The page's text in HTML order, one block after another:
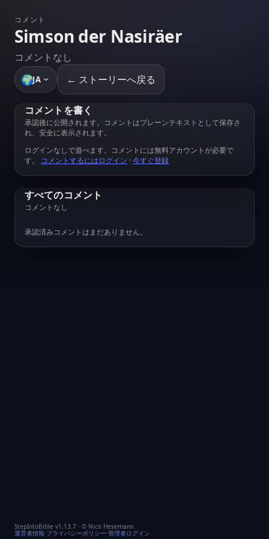
コメント
Simson der Nasiräer
コメントなし
🌍JA ← ストーリーへ戻る
コメントを書く
承認後に公開されます。コメントはプレーンテキストとして保存さ
れ、安全に表示されます。
ログインなしで遊べます。コメントには無料アカウントが必要で
す。 コメントするにはログイン ·今すぐ登録
すべてのコメント
コメントなし
承認済みコメントはまだありません。
StepIntoBible v1.13.7 · © Nico Hesemann
運営者情報·プライバシーポリシー·管理者ログイン